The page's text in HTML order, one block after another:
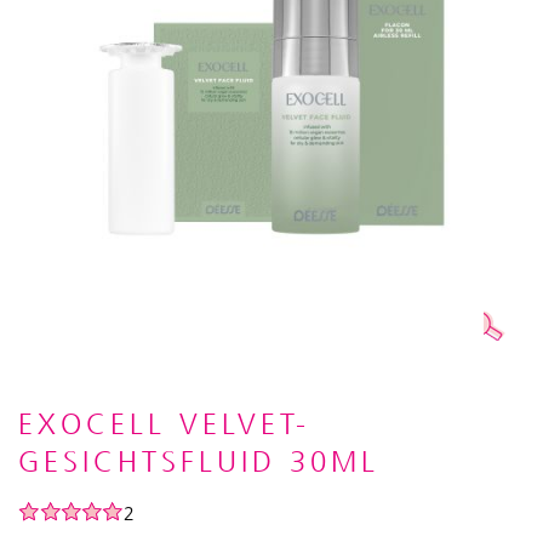
EXOCELL VELVET-
GESICHTSFLUID 30ML
2